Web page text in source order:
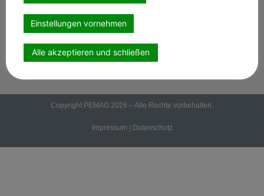
Wir sind auch auf
Copyright PEMAG 2026 – Alle Rechte vorbehalten.
Impressum Datenschutz
Einstellungen vornehmen
Alle akzeptieren und schließen